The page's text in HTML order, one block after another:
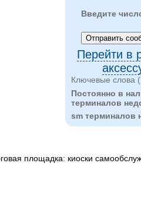
Введите
Перейти в
Ключевые слова
Постоянно в
терминалов
sm терминалов
площадка: киоски